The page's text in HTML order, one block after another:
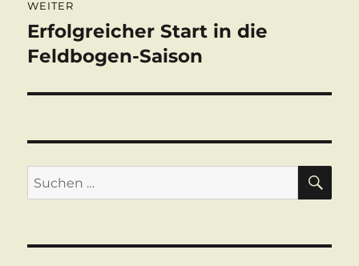
WEITER
Nächster
Beitrag:
Erfolgreicher Start in die
Feldbogen-Saison
Suchen
nach: